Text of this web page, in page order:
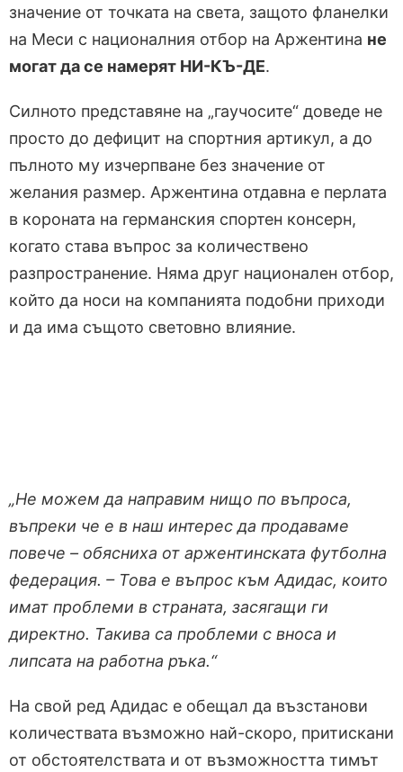
значение от точката на света, защото фланелки
на Меси с националния отбор на Аржентина не
могат да се намерят НИ-КЪ-ДЕ.
Силното представяне на „гаучосите“ доведе не
просто до дефицит на спортния артикул, а до
пълното му изчерпване без значение от
желания размер. Аржентина отдавна е перлата
в короната на германския спортен консерн,
когато става въпрос за количествено
разпространение. Няма друг национален отбор,
който да носи на компанията подобни приходи
и да има същото световно влияние.
„Не можем да направим нищо по въпроса,
въпреки че е в наш интерес да продаваме
повече – обясниха от аржентинската футболна
федерация. – Това е въпрос към Адидас, които
имат проблеми в страната, засягащи ги
директно. Такива са проблеми с вноса и
липсата на работна ръка.“
На свой ред Адидас е обещал да възстанови
количествата възможно най-скоро, притискани
от обстоятелствата и от възможността тимът